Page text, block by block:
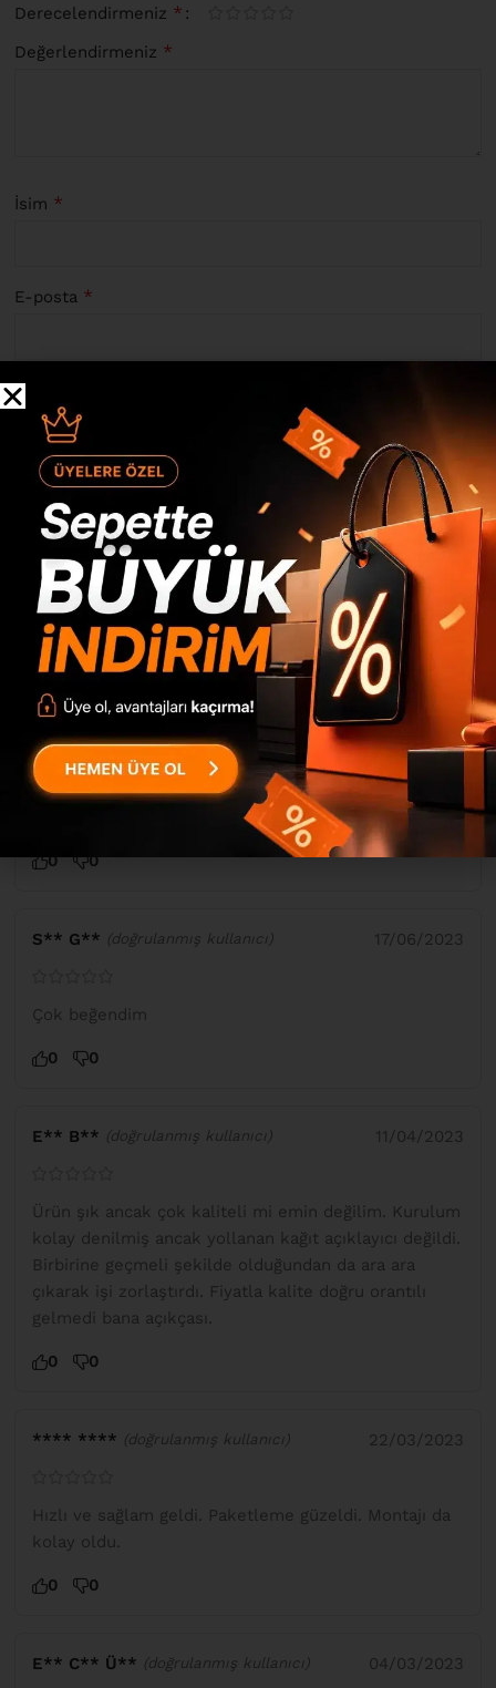
Aristo Kitaplık 163cm Keçe-Antrasit AR4-KAiçin 8
değerlendirme
Yalnızca resimlerle
Y** T** (doğrulanmış kullanıcı) 17/02/2024
0 0
S** G** (doğrulanmış kullanıcı) 17/06/2023
Çok beğendim
0 0
E** B** (doğrulanmış kullanıcı) 11/04/2023
Ürün şık ancak çok kaliteli mi emin değilim. Kurulum
kolay denilmiş ancak yollanan kağıt açıklayıcı değildi.
Birbirine geçmeli şekilde olduğundan da ara ara
çıkarak işi zorlaştırdı. Fiyatla kalite doğru orantılı
gelmedi bana açıkçası.
0 0
**** **** (doğrulanmış kullanıcı) 22/03/2023
Hızlı ve sağlam geldi. Paketleme güzeldi. Montajı da
kolay oldu.
0 0
E** C** Ü** (doğrulanmış kullanıcı) 04/03/2023
Derecelendirmeniz *
Değerlendirmeniz *
İsim *
E-posta *
Yorumunuza fotoğraf ekleyebilmek için giriş yapmanız
gerekmektedir.